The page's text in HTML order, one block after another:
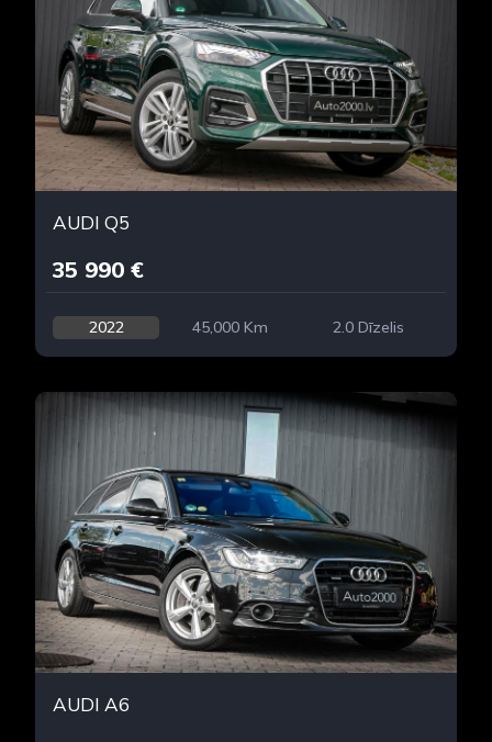
AUDI Q5
35 990 €
2022 45,000 Km 2.0 Dīzelis
AUDI A6